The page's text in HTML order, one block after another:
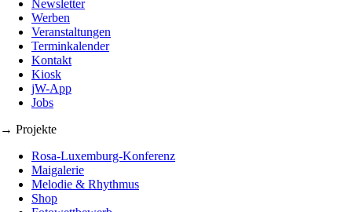
Newsletter
Werben
Veranstaltungen
Terminkalender
Kontakt
Kiosk
jW-App
Jobs
→ Projekte
Rosa-Luxemburg-Konferenz
Maigalerie
Melodie & Rhythmus
Shop